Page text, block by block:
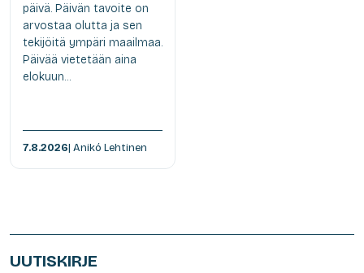
päivä. Päivän tavoite on
arvostaa olutta ja sen
tekijöitä ympäri maailmaa.
Päivää vietetään aina
elokuun...
7.8.2026| Anikó Lehtinen
UUTISKIRJE